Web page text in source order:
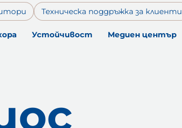
Техническа поддръжка за клиенти
Устойчивост Медиен център